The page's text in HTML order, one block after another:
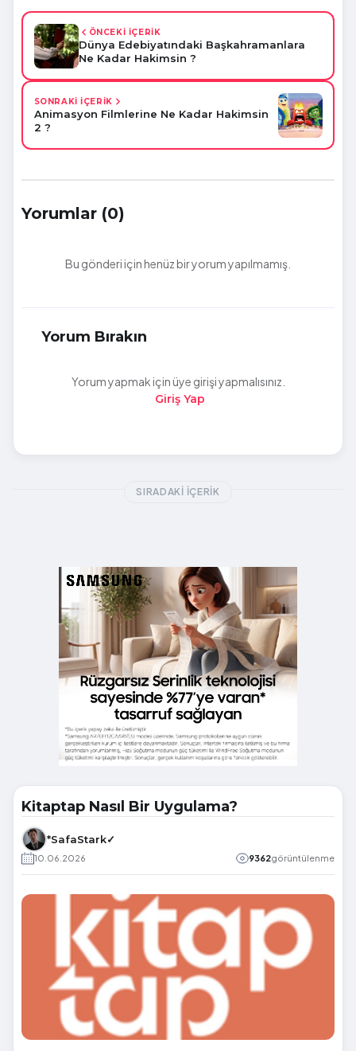
ÖNCEKİ İÇERİK
Dünya Edebiyatındaki Başkahramanlara
Ne Kadar Hakimsin ?
SONRAKİ İÇERİK
Animasyon Filmlerine Ne Kadar Hakimsin
2 ?
Yorumlar (0)
Bu gönderi için henüz bir yorum yapılmamış.
Yorum Bırakın
Yorum yapmak için üye girişi yapmalısınız.
Giriş Yap
SIRADAKI İÇERIK
Kitaptap Nasıl Bir Uygulama?
*SafaStark✓
10.06.2026 9362görüntülenme